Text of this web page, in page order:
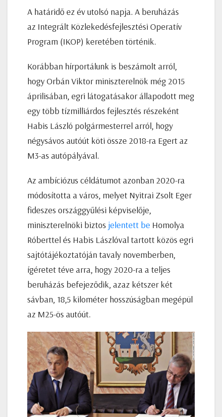
A határidő ez év utolsó napja. A beruházás
az Integrált Közlekedésfejlesztési Operatív
Program (IKOP) keretében történik.
Korábban hírportálunk is beszámolt arról,
hogy Orbán Viktor miniszterelnök még 2015
áprilisában, egri látogatásakor állapodott meg
egy több tízmilliárdos fejlesztés részeként
Habis László polgármesterrel arról, hogy
négysávos autóút köti össze 2018-ra Egert az
M3-as autópályával.
Az ambíciózus céldátumot azonban 2020-ra
módosította a város, melyet Nyitrai Zsolt Eger
fideszes országgyűlési képviselője,
miniszterelnöki biztos jelentett be Homolya
Róberttel és Habis Lászlóval tartott közös egri
sajtótájékoztatóján tavaly novemberben,
ígéretet téve arra, hogy 2020-ra a teljes
beruházás befejeződik, azaz kétszer két
sávban, 18,5 kilométer hosszúságban megépül
az M25-ös autóút.